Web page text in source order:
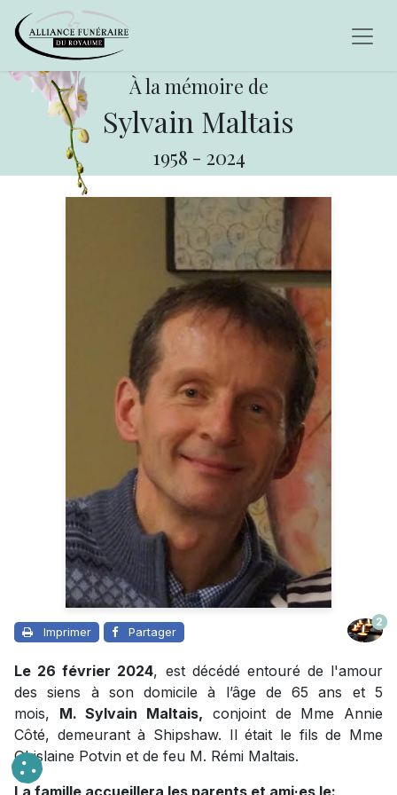
À la mémoire de
Sylvain Maltais
1958 - 2024
Imprimer Partager
2
Le 26 février 2024, est décédé entouré de l'amour
des siens à son domicile à l’âge de 65 ans et 5
mois, M. Sylvain Maltais, conjoint de Mme Annie
Côté, demeurant à Shipshaw. Il était le fils de Mme
Ghislaine Potvin et de feu M. Rémi Maltais.
La famille accueillera les parents et ami·es le: